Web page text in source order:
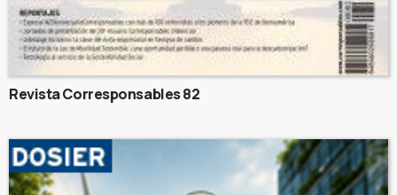
Revista Corresponsables 82